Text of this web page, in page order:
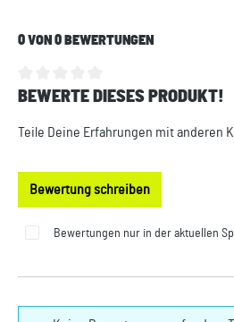
0 VON 0 BEWERTUNGEN
Durchschnittliche Bewertung von 0 von
BEWERTE DIESES PRODUKT!
Teile Deine Erfahrungen mit anderen
Bewertung schreiben
Bewertungen nur in der aktuellen